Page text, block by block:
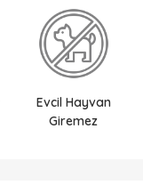
Evcil Hayvan
Giremez